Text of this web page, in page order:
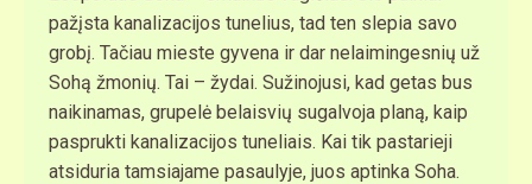
pažįsta kanalizacijos tunelius, tad ten slepia savo
grobį. Tačiau mieste gyvena ir dar nelaimingesnių už
Sohą žmonių. Tai – žydai. Sužinojusi, kad getas bus
naikinamas, grupelė belaisvių sugalvoja planą, kaip
pasprukti kanalizacijos tuneliais. Kai tik pastarieji
atsiduria tamsiajame pasaulyje, juos aptinka Soha.